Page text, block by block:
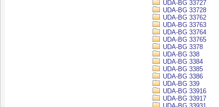
UDA-BG 33727
UDA-BG 33728
UDA-BG 33762
UDA-BG 33763
UDA-BG 33764
UDA-BG 33765
UDA-BG 3378
UDA-BG 338
UDA-BG 3384
UDA-BG 3385
UDA-BG 3386
UDA-BG 339
UDA-BG 33916
UDA-BG 33917